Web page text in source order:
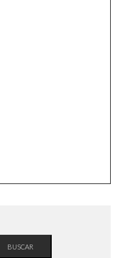
BUSCAR